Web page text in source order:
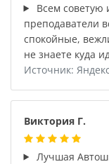
Всем советую
преподаватели
спокойные,
не знаете куда
Источник: Яндекс
Виктория Г.
Лучшая